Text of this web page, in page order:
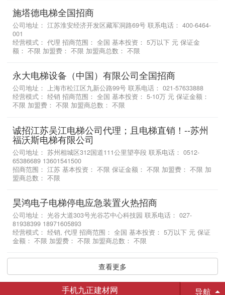
施塔德电梯全国招商
公司地址： 江苏淮安经济开发区藏军洞路69号 联系电话： 400-6464-
001
经营模式： 代理 招商范围： 全国 基本投资： 5万以下 元 保证金
额： 不限 加盟费： 不限 加盟商总数： 不限
永大电梯设备（中国）有限公司全国招商
公司地址： 上海市松江区九新公路99号 联系电话： 021-57633888
经营模式： 经销 招商范围： 全国 基本投资： 5-10万 元 保证金额：
不限 加盟费： 不限 加盟商总数： 不限
诚招江苏吴江电梯公司代理；且电梯直销！--苏州
福沃斯电梯有限公司
公司地址： 苏州相城区312国道111公里望亭段 联系电话： 0512-
65386689 13601541500
招商范围： 江苏 基本投资： 不限 保证金额： 不限 加盟费： 不限 加
盟商总数： 不限
昊鸿电子电梯停电应急装置火热招商
公司地址： 光谷大道303号光谷芯中心科技园 联系电话： 027-
81938399 18971605893
经营模式： 经销, 代理 招商范围： 全国 基本投资： 5万以下 元 保证
金额： 不限 加盟费： 不限 加盟商总数： 不限
查看更多
手机九正建材网 导航